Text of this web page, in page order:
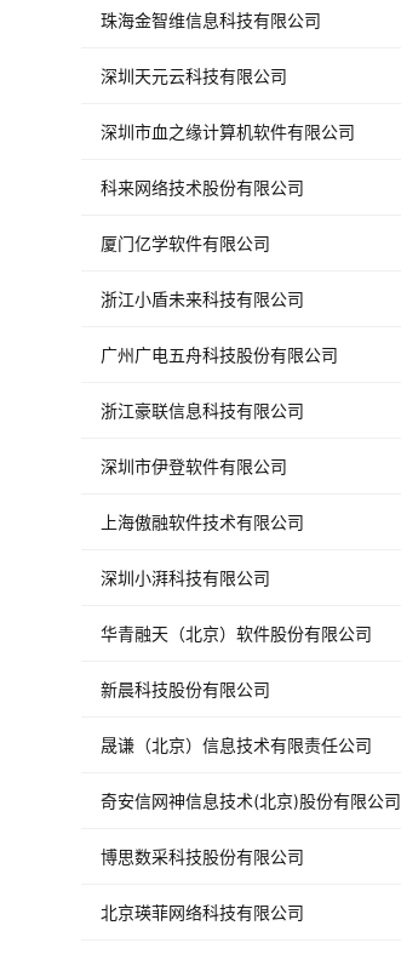
珠海金智维信息科技有限公司
深圳天元云科技有限公司
深圳市血之缘计算机软件有限公司
科来网络技术股份有限公司
厦门亿学软件有限公司
浙江小盾未来科技有限公司
广州广电五舟科技股份有限公司
浙江豪联信息科技有限公司
深圳市伊登软件有限公司
上海傲融软件技术有限公司
深圳小湃科技有限公司
华青融天（北京）软件股份有限公司
新晨科技股份有限公司
晟谦（北京）信息技术有限责任公司
奇安信网神信息技术(北京)股份有限公司
博思数采科技股份有限公司
北京瑛菲网络科技有限公司